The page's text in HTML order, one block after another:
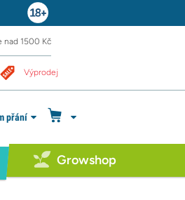
nad 1500 Kč
Výprodej
přání
Growshop